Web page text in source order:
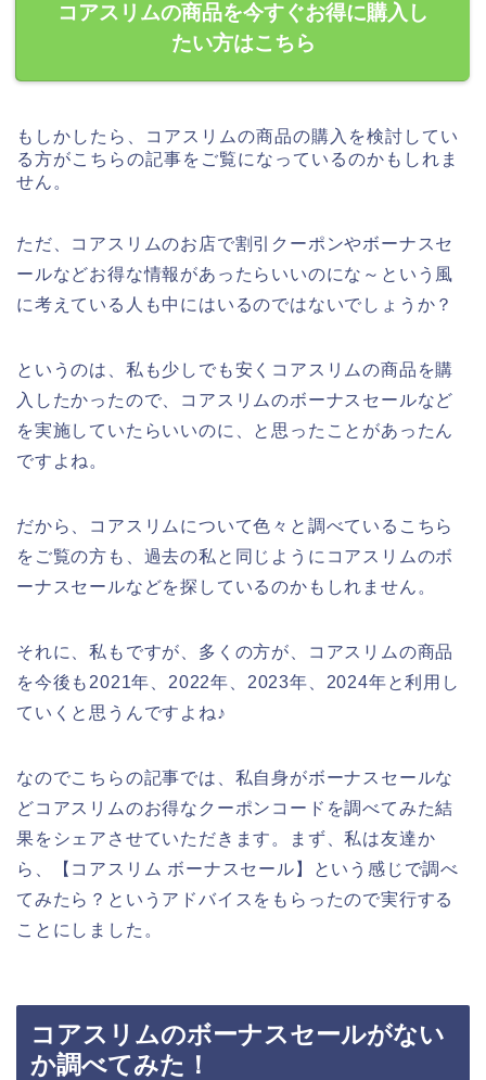
コアスリムの商品を今すぐお得に購入し
たい方はこちら
もしかしたら、コアスリムの商品の購入を検討してい
る方がこちらの記事をご覧になっているのかもしれま
せん。
ただ、コアスリムのお店で割引クーポンやボーナスセ
ールなどお得な情報があったらいいのにな～という風
に考えている人も中にはいるのではないでしょうか？
というのは、私も少しでも安くコアスリムの商品を購
入したかったので、コアスリムのボーナスセールなど
を実施していたらいいのに、と思ったことがあったん
ですよね。
だから、コアスリムについて色々と調べているこちら
をご覧の方も、過去の私と同じようにコアスリムのボ
ーナスセールなどを探しているのかもしれません。
それに、私もですが、多くの方が、コアスリムの商品
を今後も2021年、2022年、2023年、2024年と利用し
ていくと思うんですよね♪
なのでこちらの記事では、私自身がボーナスセールな
どコアスリムのお得なクーポンコードを調べてみた結
果をシェアさせていただきます。まず、私は友達か
ら、【コアスリム ボーナスセール】という感じで調べ
てみたら？というアドバイスをもらったので実行する
ことにしました。
コアスリムのボーナスセールがない
か調べてみた！